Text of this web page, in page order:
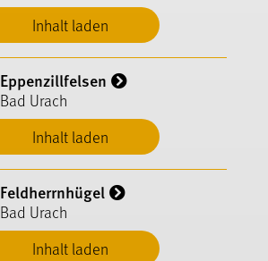
Inhalt laden
Inhalt laden
Eppenzillfelsen
Bad Urach
Inhalt laden
Feldherrnhügel
Bad Urach